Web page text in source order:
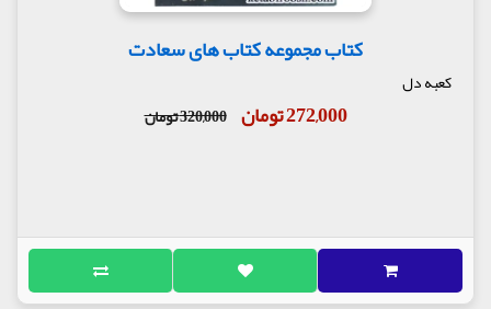
کتاب مجموعه کتاب های سعادت
کعبه دل
272,000 تومان 320,000 تومان